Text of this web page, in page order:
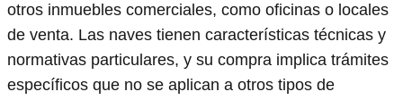
otros inmuebles comerciales, como oficinas o locales
de venta. Las naves tienen características técnicas y
normativas particulares, y su compra implica trámites
específicos que no se aplican a otros tipos de